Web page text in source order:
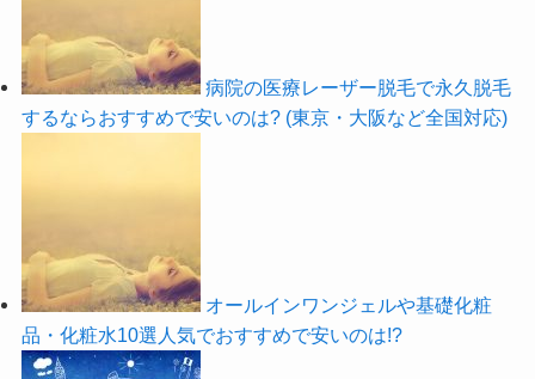
病院の医療レーザー脱毛で永久脱毛
するならおすすめで安いのは? (東京・大阪など全国対応)
オールインワンジェルや基礎化粧
品・化粧水10選人気でおすすめで安いのは!?